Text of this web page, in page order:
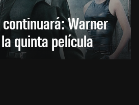
Warner
quinta película